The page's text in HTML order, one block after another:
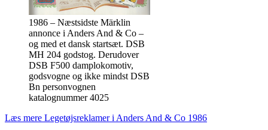
1986 – Næstsidste Märklin
annonce i Anders And & Co –
og med et dansk startsæt. DSB
MH 204 godstog. Derudover
DSB F500 damplokomotiv,
godsvogne og ikke mindst DSB
Bn personvognen
katalognummer 4025
Læs mere Legetøjsreklamer i Anders And & Co 1986